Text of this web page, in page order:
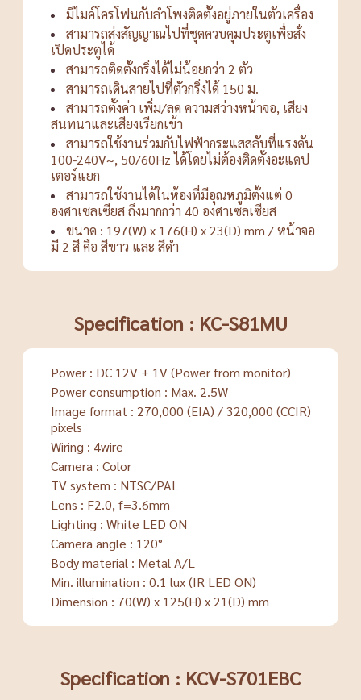
มีไมค์โครโฟนกับลำโพงติดตั้งอยู่ภายในตัวเครื่อง
สามารถส่งสัญญาณไปที่ชุดควบคุมประตูเพื่อสั่ง
เปิดประตูได้
สามารถติดตั้งกริ่งได้ไม่น้อยกว่า 2 ตัว
สามารถเดินสายไปที่ตัวกริ่งได้ 150 ม.
สามารถตั้งค่า เพิ่ม/ลด ความสว่างหน้าจอ, เสียง
สนทนาและเสียงเรียกเข้า
สามารถใช้งานร่วมกับไฟฟ้ากระแสสลับที่แรงดัน
100-240V~, 50/60Hz ได้โดยไม่ต้องติดตั้งอะแดป
เตอร์แยก
สามารถใช้งานได้ในห้องที่มีอุณหภูมิตั้งแต่ 0
องศาเซลเซียส ถึงมากกว่า 40 องศาเซลเซียส
ขนาด : 197(W) x 176(H) x 23(D) mm / หน้าจอ
มี 2 สี คือ สีขาว และ สีดำ
Specification : KC-S81MU
Power : DC 12V ± 1V (Power from monitor)
Power consumption : Max. 2.5W
Image format : 270,000 (EIA) / 320,000 (CCIR)
pixels
Wiring : 4wire
Camera : Color
TV system : NTSC/PAL
Lens : F2.0, f=3.6mm
Lighting : White LED ON
Camera angle : 120°
Body material : Metal A/L
Min. illumination : 0.1 lux (IR LED ON)
Dimension : 70(W) x 125(H) x 21(D) mm
Specification : KCV-S701EBC